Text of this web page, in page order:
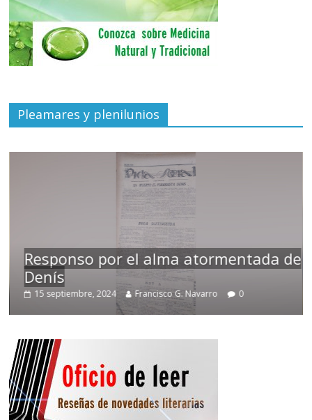
Pleamares y plenilunios
Responso por el alma atormentada de
Denís
15 septiembre, 2024 Francisco G. Navarro 0